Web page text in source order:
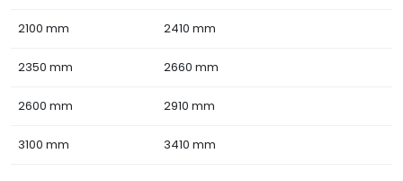
2100 mm 2410 mm
2350 mm 2660 mm
2600 mm 2910 mm
3100 mm 3410 mm